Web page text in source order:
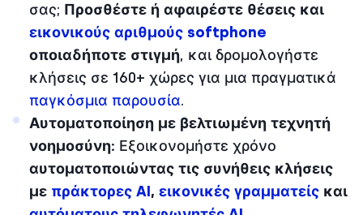
σας; Προσθέστε ή αφαιρέστε θέσεις και
εικονικούς αριθμούς softphone
οποιαδήποτε στιγμή, και δρομολογήστε
κλήσεις σε 160+ χώρες για μια πραγματικά
παγκόσμια παρουσία.
Αυτοματοποίηση με βελτιωμένη τεχνητή
νοημοσύνη: Εξοικονομήστε χρόνο
αυτοματοποιώντας τις συνήθεις κλήσεις
με πράκτορες AI, εικονικές γραμματείς και